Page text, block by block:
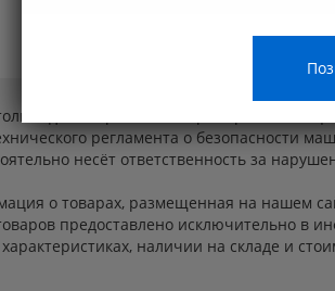
для спортивных и тренировочных
регламента о безопасности
несёт ответственность за
о товарах, размещенная на нашем
предоставлено исключительно в
наличии на складе и